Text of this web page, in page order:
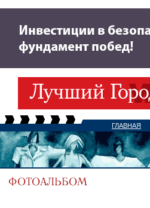
ГЛАВНАЯ